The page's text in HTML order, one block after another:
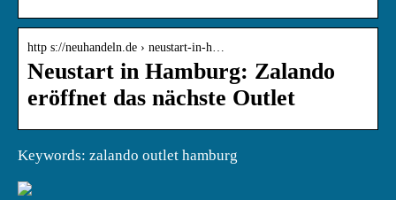
http s://neuhandeln.de › neustart-in-h…
Neustart in Hamburg: Zalando
eröffnet das nächste Outlet
Keywords: zalando outlet hamburg